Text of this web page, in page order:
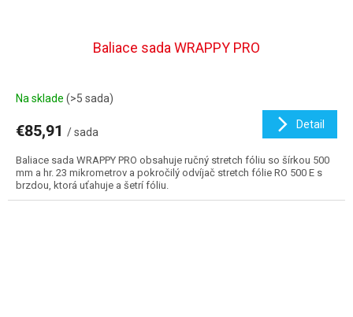
Baliace sada WRAPPY PRO
Na sklade (>5 sada)
€85,91 / sada
Detail
Baliace sada WRAPPY PRO obsahuje ručný stretch fóliu so šírkou 500
mm a hr. 23 mikrometrov a pokročilý odvíjač stretch fólie RO 500 E s
brzdou, ktorá uťahuje a šetrí fóliu.